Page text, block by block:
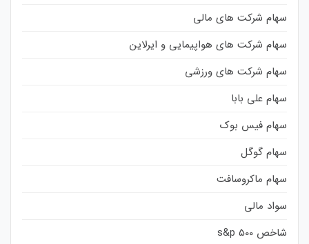
سهام شرکت های مالی
سهام شرکت های هواپیمایی و ایرلاین
سهام شرکت های ورزشی
سهام علی بابا
سهام فیس بوک
سهام گوگل
سهام ماکروسافت
سواد مالی
شاخص s&p 500